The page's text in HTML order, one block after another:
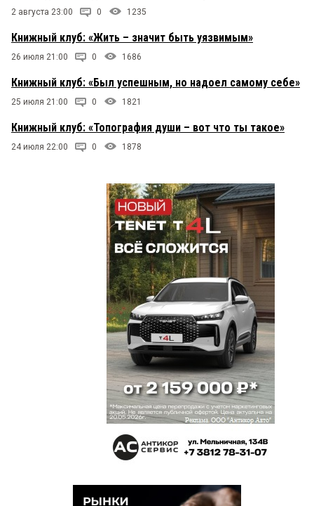
2 августа 23:00 0 1235
Книжный клуб: «Жить – значит быть уязвимым»
26 июля 21:00 0 1686
Книжный клуб: «Был успешным, но надоел самому себе»
25 июля 21:00 0 1821
Книжный клуб: «Топография души – вот что ты такое»
24 июля 22:00 0 1878